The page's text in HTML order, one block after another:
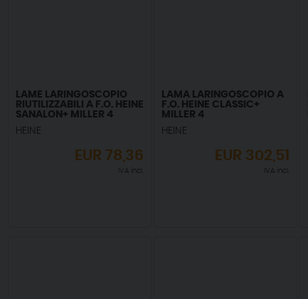
LAME LARINGOSCOPIO
RIUTILIZZABILI A F.O. HEINE
SANALON+ MILLER 4
HEINE
EUR78,36
IVA incl.
LAMA LARINGOSCOPIO A
F.O. HEINE CLASSIC+
MILLER 4
HEINE
EUR 302,51
IVA incl.